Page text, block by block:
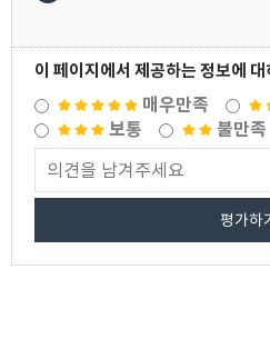
이 페이지에서 제공하는 정보에
매우만족
보통
불만족
평가하